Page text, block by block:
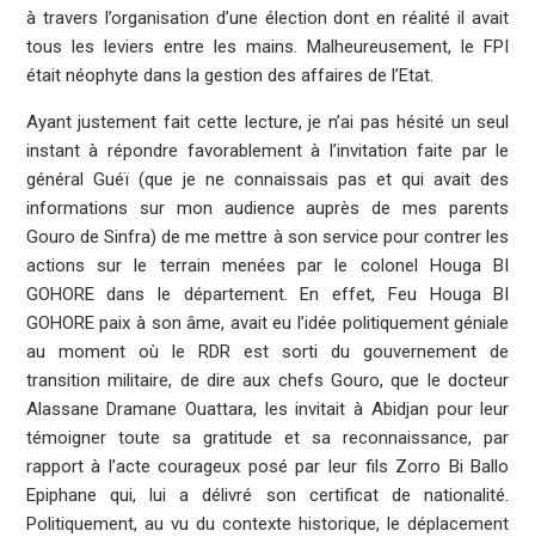
à travers l’organisation d’une élection dont en réalité il avait
tous les leviers entre les mains. Malheureusement, le FPI
était néophyte dans la gestion des affaires de l’Etat.
Ayant justement fait cette lecture, je n’ai pas hésité un seul
instant à répondre favorablement à l’invitation faite par le
général Guéï (que je ne connaissais pas et qui avait des
informations sur mon audience auprès de mes parents
Gouro de Sinfra) de me mettre à son service pour contrer les
actions sur le terrain menées par le colonel Houga BI
GOHORE dans le département. En effet, Feu Houga BI
GOHORE paix à son âme, avait eu l’idée politiquement géniale
au moment où le RDR est sorti du gouvernement de
transition militaire, de dire aux chefs Gouro, que le docteur
Alassane Dramane Ouattara, les invitait à Abidjan pour leur
témoigner toute sa gratitude et sa reconnaissance, par
rapport à l’acte courageux posé par leur fils Zorro Bi Ballo
Epiphane qui, lui a délivré son certificat de nationalité.
Politiquement, au vu du contexte historique, le déplacement